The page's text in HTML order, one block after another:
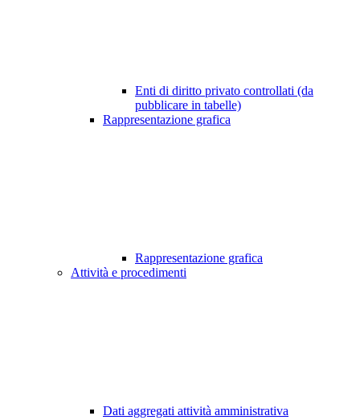
Enti di diritto privato controllati (da
pubblicare in tabelle)
Rappresentazione grafica
Rappresentazione grafica
Attività e procedimenti
Dati aggregati attività amministrativa